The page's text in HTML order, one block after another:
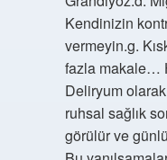
Kendinizin
vermeyin.g.
fazla makale…
Deliryum
ruhsal sağlık
görülür ve